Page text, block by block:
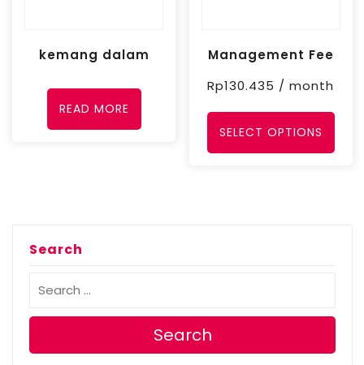
kemang dalam
READ MORE
Management Fee
Rp130.435 / month
SELECT OPTIONS
Search
Search